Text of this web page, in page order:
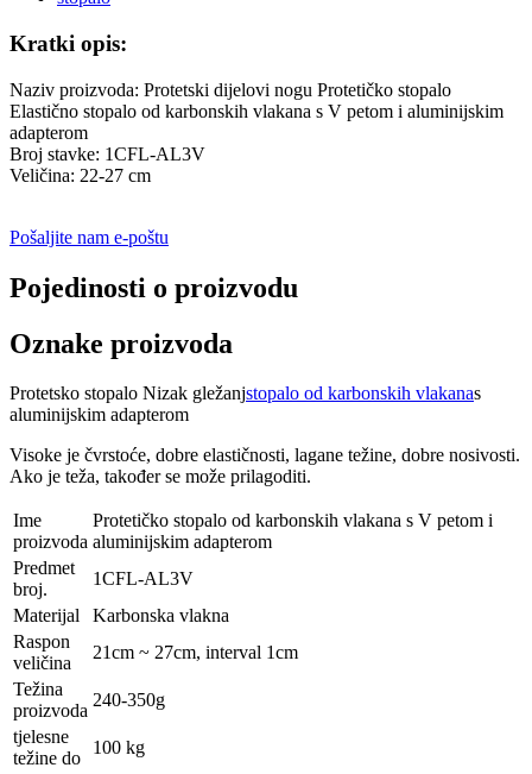
Kratki opis:
Naziv proizvoda: Protetski dijelovi nogu Protetičko stopalo
Elastično stopalo od karbonskih vlakana s V petom i aluminijskim
adapterom
Broj stavke: 1CFL-AL3V
Veličina: 22-27 cm
Pošaljite nam e-poštu
Pojedinosti o proizvodu
Oznake proizvoda
Protetsko stopalo Nizak gležanjstopalo od karbonskih vlakanas
aluminijskim adapterom
Visoke je čvrstoće, dobre elastičnosti, lagane težine, dobre nosivosti.
Ako je teža, također se može prilagoditi.
Ime
proizvoda
Protetičko stopalo od karbonskih vlakana s V petom i
aluminijskim adapterom
Predmet
broj.
1CFL-AL3V
Materijal
Karbonska vlakna
Raspon
veličina
21cm ~ 27cm, interval 1cm
Težina
proizvoda
240-350g
tjelesne
težine do
100 kg